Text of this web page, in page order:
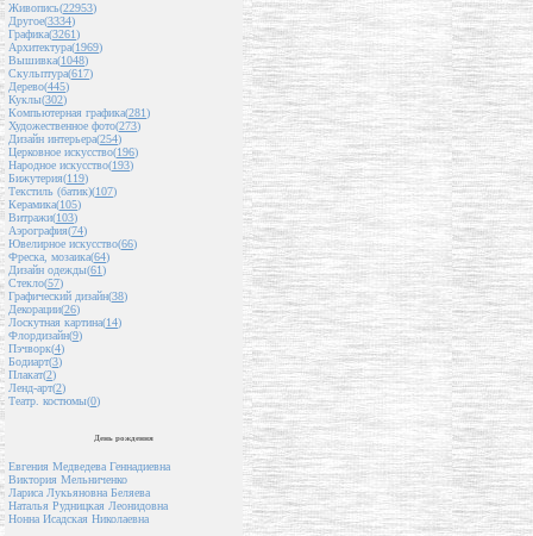
Живопись(22953)
Другое(3334)
Графика(3261)
Архитектура(1969)
Вышивка(1048)
Скульптура(617)
Дерево(445)
Куклы(302)
Компьютерная графика(281)
Художественное фото(273)
Дизайн интерьера(254)
Церковное искусство(196)
Народное искусство(193)
Бижутерия(119)
Текстиль (батик)(107)
Керамика(105)
Витражи(103)
Аэрография(74)
Ювелирное искусство(66)
Фреска, мозаика(64)
Дизайн одежды(61)
Стекло(57)
Графический дизайн(38)
Декорации(26)
Лоскутная картина(14)
Флордизайн(9)
Пэчворк(4)
Бодиарт(3)
Плакат(2)
Ленд-арт(2)
Театр. костюмы(0)
День рождения
Евгения Медведева Геннадиевна
Виктория Мельниченко
Лариса Лукьяновна Беляева
Наталья Рудницкая Леонидовна
Нонна Исадская Николаевна